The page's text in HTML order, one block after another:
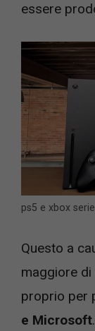
essere
ps5 e xbox
Questo a
maggiore
proprio per
e Microsoft